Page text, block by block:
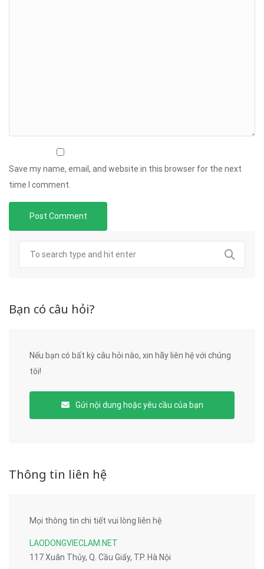
Save my name, email, and website in this browser for the next
time I comment.
Bạn có câu hỏi?
Nếu bạn có bất kỳ câu hỏi nào, xin hãy liên hệ với chúng
tôi!
Gửi nội dung hoặc yêu cầu của bạn
Thông tin liên hệ
Mọi thông tin chi tiết vui lòng liên hệ
LAODONGVIECLAM.NET
117 Xuân Thủy, Q. Cầu Giấy, TP. Hà Nội